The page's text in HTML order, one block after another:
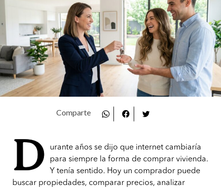
D
urante años se dijo que internet cambiaría
para siempre la forma de comprar vivienda.
Y tenía sentido. Hoy un comprador puede
buscar propiedades, comparar precios, analizar